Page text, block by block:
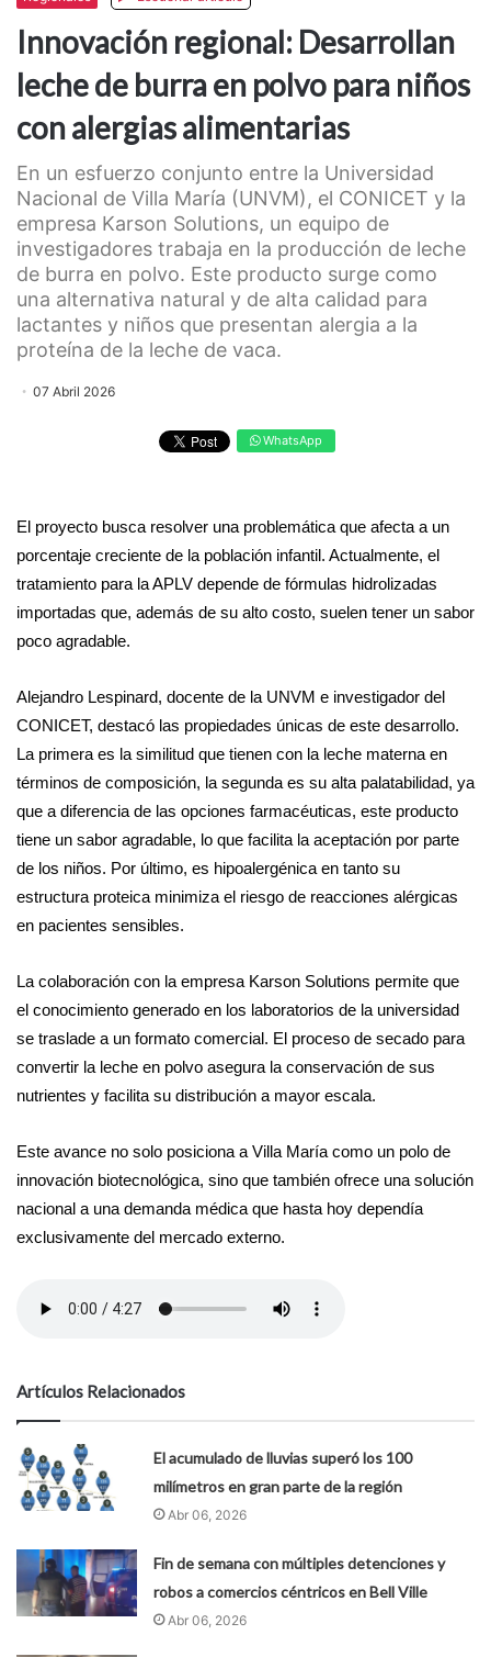
Innovación regional: Desarrollan
leche de burra en polvo para niños
con alergias alimentarias
En un esfuerzo conjunto entre la Universidad
Nacional de Villa María (UNVM), el CONICET y la
empresa Karson Solutions, un equipo de
investigadores trabaja en la producción de leche
de burra en polvo. Este producto surge como
una alternativa natural y de alta calidad para
lactantes y niños que presentan alergia a la
proteína de la leche de vaca.
07 Abril 2026
WhatsApp
El proyecto busca resolver una problemática que afecta a un
porcentaje creciente de la población infantil. Actualmente, el
tratamiento para la APLV depende de fórmulas hidrolizadas
importadas que, además de su alto costo, suelen tener un sabor
poco agradable.
Alejandro Lespinard, docente de la UNVM e investigador del
CONICET, destacó las propiedades únicas de este desarrollo.
La primera es la similitud que tienen con la leche materna en
términos de composición, la segunda es su alta palatabilidad, ya
que a diferencia de las opciones farmacéuticas, este producto
tiene un sabor agradable, lo que facilita la aceptación por parte
de los niños. Por último, es hipoalergénica en tanto su
estructura proteica minimiza el riesgo de reacciones alérgicas
en pacientes sensibles.
La colaboración con la empresa Karson Solutions permite que
el conocimiento generado en los laboratorios de la universidad
se traslade a un formato comercial. El proceso de secado para
convertir la leche en polvo asegura la conservación de sus
nutrientes y facilita su distribución a mayor escala.
Este avance no solo posiciona a Villa María como un polo de
innovación biotecnológica, sino que también ofrece una solución
nacional a una demanda médica que hasta hoy dependía
exclusivamente del mercado externo.
Artículos Relacionados
El acumulado de lluvias superó los 100
milímetros en gran parte de la región
Abr 06, 2026
Fin de semana con múltiples detenciones y
robos a comercios céntricos en Bell Ville
Abr 06, 2026